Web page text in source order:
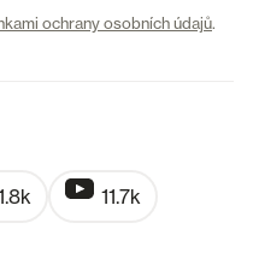
ochrany osobních údajů.
11.7k